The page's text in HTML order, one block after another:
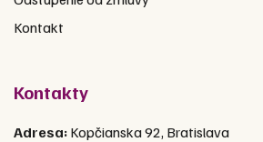
Kontakt
Kontakty
Adresa: Kopčianska 92, Bratislava